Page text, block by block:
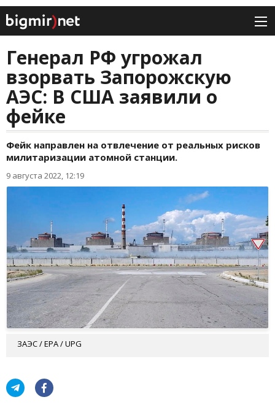
Генерал РФ угрожал
взорвать Запорожскую
АЭС: В США заявили о
фейке
Фейк направлен на отвлечение от реальных рисков
милитаризации атомной станции.
9 августа 2022, 12:19
ЗАЭС / EPA / UPG